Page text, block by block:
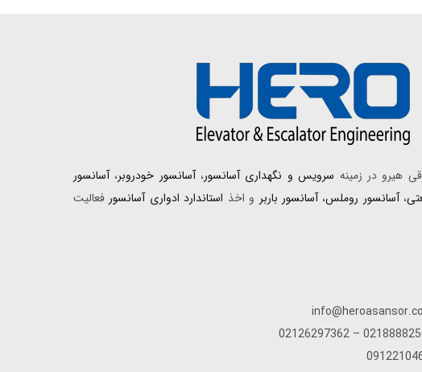
هیرو در زمینه سرویس و‌ نگهداری آسانسور،آسانسور خودروبر،آسانسور
،آسانسور روملس،آسانسور باربر و اخذ استاندارد ادواری آسانسور فعالیت